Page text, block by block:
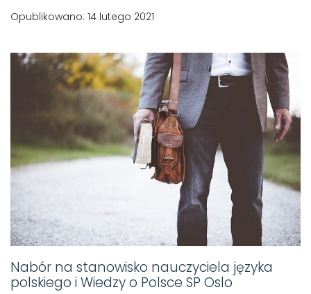
Opublikowano: 14 lutego 2021
Nabór na stanowisko nauczyciela języka
polskiego i Wiedzy o Polsce SP Oslo